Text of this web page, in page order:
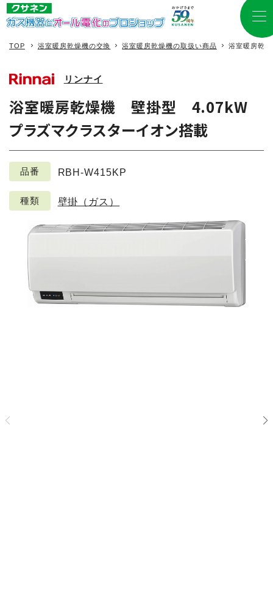
TOP 浴室暖房乾燥機の交換 浴室暖房乾燥機の取扱い商品 浴室暖房乾
リンナイ
浴室暖房乾燥機 壁掛型 4.07kW
プラズマクラスターイオン搭載
品番 RBH-W415KP
種類 壁掛（ガス）